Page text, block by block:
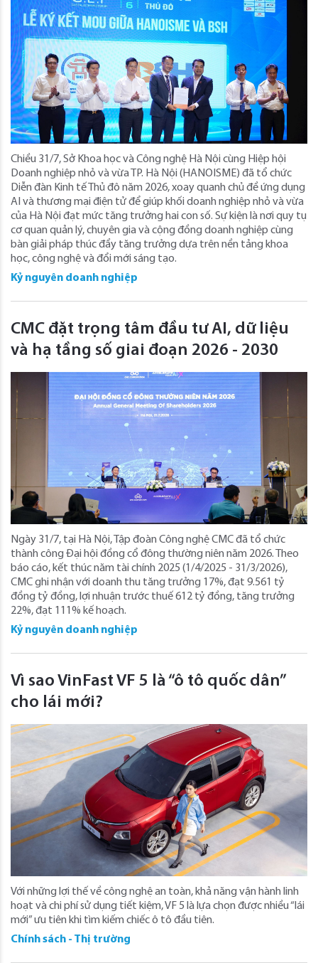
Chiều 31/7, Sở Khoa học và Công nghệ Hà Nội cùng Hiệp hội
Doanh nghiệp nhỏ và vừa TP. Hà Nội (HANOISME) đã tổ chức
Diễn đàn Kinh tế Thủ đô năm 2026, xoay quanh chủ đề ứng dụng
AI và thương mại điện tử để giúp khối doanh nghiệp nhỏ và vừa
của Hà Nội đạt mức tăng trưởng hai con số. Sự kiện là nơi quy tụ
cơ quan quản lý, chuyên gia và cộng đồng doanh nghiệp cùng
bàn giải pháp thúc đẩy tăng trưởng dựa trên nền tảng khoa
học, công nghệ và đổi mới sáng tạo.
Kỷ nguyên doanh nghiệp
CMC đặt trọng tâm đầu tư AI, dữ liệu
và hạ tầng số giai đoạn 2026 - 2030
Ngày 31/7, tại Hà Nội, Tập đoàn Công nghệ CMC đã tổ chức
thành công Đại hội đồng cổ đông thường niên năm 2026. Theo
báo cáo, kết thúc năm tài chính 2025 (1/4/2025 - 31/3/2026),
CMC ghi nhận với doanh thu tăng trưởng 17%, đạt 9.561 tỷ
đồng tỷ đồng, lợi nhuận trước thuế 612 tỷ đồng, tăng trưởng
22%, đạt 111% kế hoạch.
Kỷ nguyên doanh nghiệp
Vì sao VinFast VF 5 là “ô tô quốc dân”
cho lái mới?
Với những lợi thế về công nghệ an toàn, khả năng vận hành linh
hoạt và chi phí sử dụng tiết kiệm, VF 5 là lựa chọn được nhiều “lái
mới” ưu tiên khi tìm kiếm chiếc ô tô đầu tiên.
Chính sách - Thị trường